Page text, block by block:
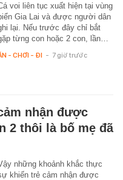
voi liên tục xuất hiện tại vùng
Gia Lai và được người dân
lại. Nếu trước đây chỉ bắt
từng con hoặc 2 con, lần…
- CHƠI - ĐI - 7 giờ trước
nhận được
2 thôi là bố mẹ đã
những khoảnh khắc thực
khiến trẻ cảm nhận được